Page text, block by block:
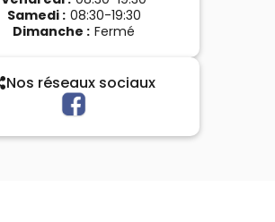
Samedi: 08:30-19:30
Dimanche : Fermé
Nos réseaux sociaux